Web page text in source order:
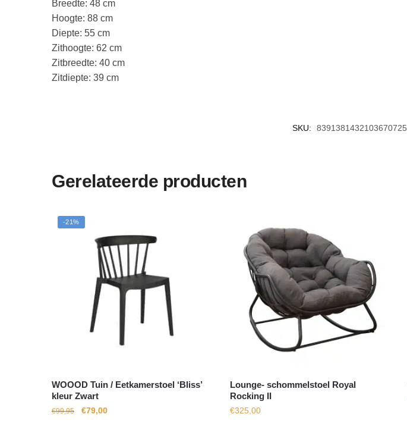
Breedte: 48 cm
Hoogte: 88 cm
Diepte: 55 cm
Zithoogte: 62 cm
Zitbreedte: 40 cm
Zitdiepte: 39 cm
SKU: 8391381432103670725
Gerelateerde producten
-21%
WOOOD Tuin / Eetkamerstoel ‘Bliss’
kleur Zwart
€99,95
Oorspronkelijke
€79,00Huidige
Lounge- schommelstoel Royal
Rocking II
€325,00